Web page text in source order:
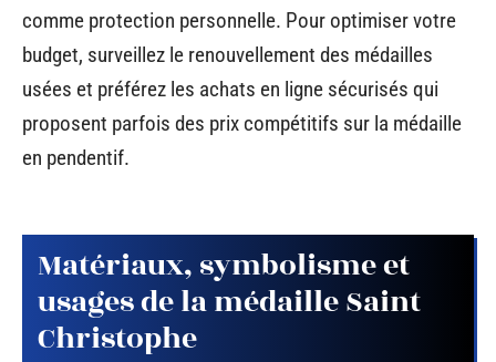
comme protection personnelle. Pour optimiser votre
budget, surveillez le renouvellement des médailles
usées et préférez les achats en ligne sécurisés qui
proposent parfois des prix compétitifs sur la médaille
en pendentif.
Matériaux, symbolisme et
usages de la médaille Saint
Christophe